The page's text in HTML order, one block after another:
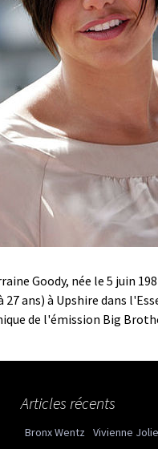
Goody, née le 5 juin
27 ans) à Upshire dans
de l'émission Big
Articles récents
Bronx Wentz Vivienne